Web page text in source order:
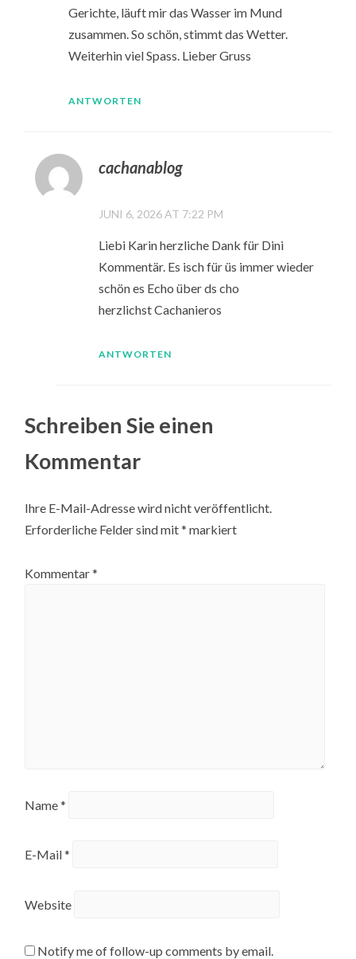
Gerichte, läuft mir das Wasser im Mund
zusammen. So schön, stimmt das Wetter.
Weiterhin viel Spass. Lieber Gruss
ANTWORTEN
cachanablog
JUNI 6, 2026 AT 7:22 PM
Liebi Karin herzliche Dank für Dini
Kommentär. Es isch für üs immer wieder
schön es Echo über ds cho
herzlichst Cachanieros
ANTWORTEN
Schreiben Sie einen
Kommentar
Ihre E-Mail-Adresse wird nicht veröffentlicht.
Erforderliche Felder sind mit* markiert
Kommentar*
Name*
E-Mail*
Website
Notify me of follow-up comments by email.